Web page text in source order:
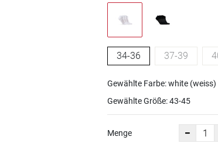
34-36 37-39
Gewählte Farbe: white (weiss)
Gewählte Größe:43-45
Menge